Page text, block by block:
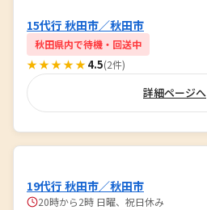
15代行 秋田市／秋田市
秋田県内で待機・回送中
★★★★★4.5(2件)
詳細ページへ
19代行 秋田市／秋田市
20時から2時 日曜、祝日休み